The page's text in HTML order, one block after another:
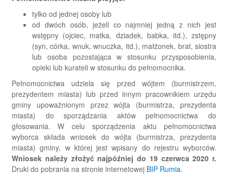
tylko od jednej osoby lub
od dwóch osób, jeżeli co najmniej jedną z nich jest
wstępny (ojciec, matka, dziadek, babka, itd.), zstępny
(syn, córka, wnuk, wnuczka, itd.), małżonek, brat, siostra
lub osoba pozostająca w stosunku przysposobienia,
opieki lub kurateli w stosunku do pełnomocnika.
Pełnomocnictwa udziela się przed wójtem (burmistrzem,
prezydentem miasta) lub przed innym pracownikiem urzędu
gminy upoważnionym przez wójta (burmistrza, prezydenta
miasta) do sporządzania aktów pełnomocnictwa do
głosowania. W celu sporządzenia aktu pełnomocnictwa
wyborca składa wniosek do wójta (burmistrza, prezydenta
miasta) gminy, w której jest wpisany do rejestru wyborców.
Wniosek należy złożyć najpóźniej do 19 czerwca 2020 r.
Druki do pobrania na stronie internetowej BIP Rumia.